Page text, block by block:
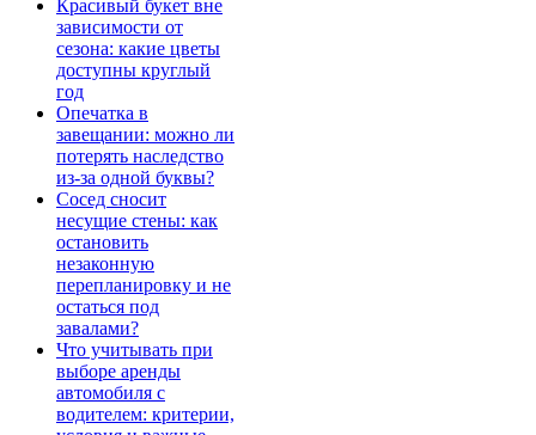
Красивый букет вне
зависимости от
сезона: какие цветы
доступны круглый
год
Опечатка в
завещании: можно ли
потерять наследство
из-за одной буквы?
Сосед сносит
несущие стены: как
остановить
незаконную
перепланировку и не
остаться под
завалами?
Что учитывать при
выборе аренды
автомобиля с
водителем: критерии,